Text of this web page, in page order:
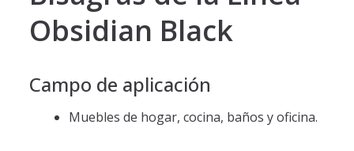
Obsidian Black
Campo de aplicación
Muebles de hogar, cocina, baños y oficina.